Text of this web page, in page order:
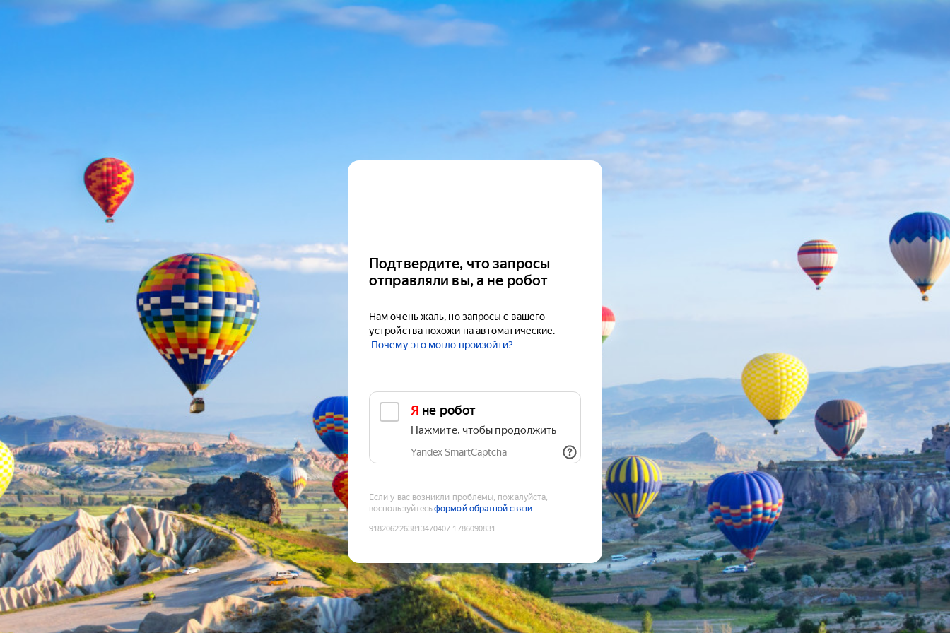
Подтвердите, что запросы
отправляли вы, а не робот
Нам очень жаль, но запросы с вашего
устройства похожи на автоматические.
Почему это могло произойти?
Я не робот
Нажмите, чтобы продолжить
Yandex SmartCaptcha
Если у вас возникли проблемы, пожалуйста,
воспользуйтесьформой обратной связи
9182062263813470407:1786090831